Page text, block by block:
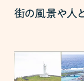
街の風景や人